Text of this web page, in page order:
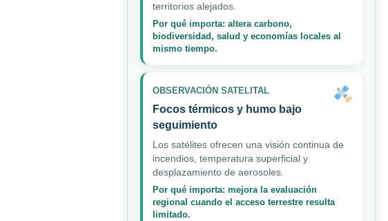
territorios alejados.
Por qué importa: altera carbono,
biodiversidad, salud y economías locales al
mismo tiempo.
OBSERVACIÓN SATELITAL
Focos térmicos y humo bajo
seguimiento
Los satélites ofrecen una visión continua de
incendios, temperatura superficial y
desplazamiento de aerosoles.
Por qué importa: mejora la evaluación
regional cuando el acceso terrestre resulta
limitado.